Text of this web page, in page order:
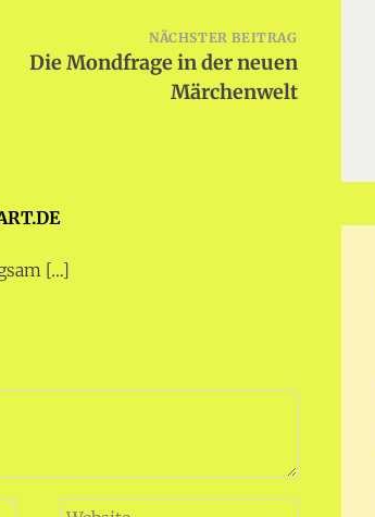
NÄCHSTER BEITRAG
Die Mondfrage in der neuen
Märchenwelt
[…]